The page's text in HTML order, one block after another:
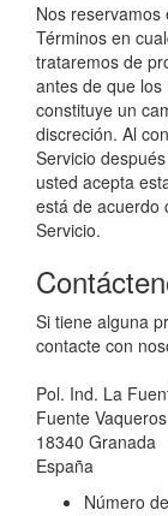
Nos
Términos en
trataremos de
antes de que
constituye un
discreción. Al
Servicio
usted acepta
está de acuerdo
Servicio.
Si tiene alguna
contacte con
Pol. Ind. La
Fuente Vaqueros
18340 Granada
España
Número